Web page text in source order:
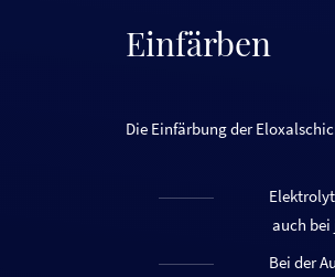
Einfärben
Die Einfärbung der
auch bei
Bei der